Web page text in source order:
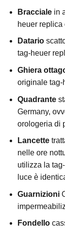
Braccialein
heuer replica
Datario
tag-heuer
Ghiera
originale tag-
Quadrante
Germany,
orologeria di
Lancette
nelle ore
utilizza la
luce è
Guarnizioni
Fondello